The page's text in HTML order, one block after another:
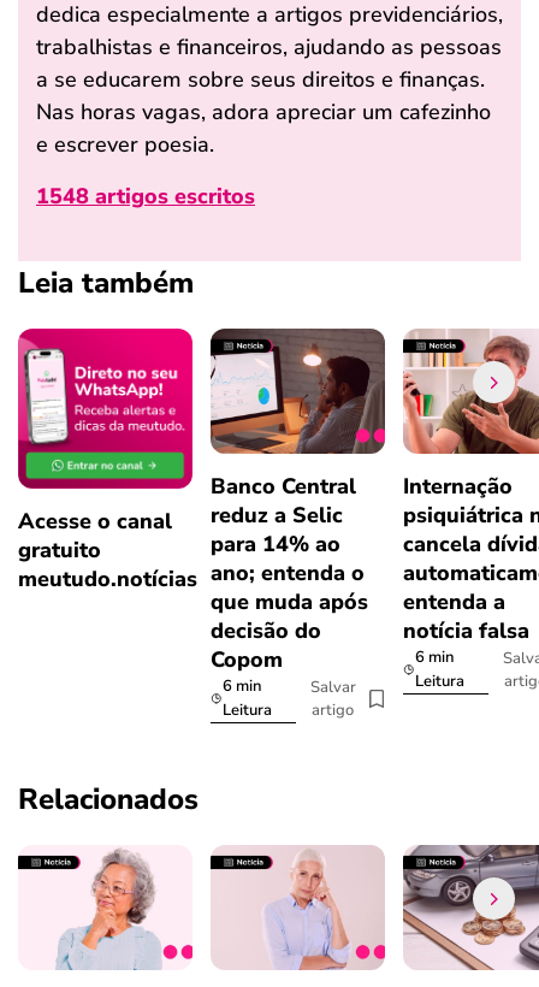
dedica especialmente a artigos previdenciários,
trabalhistas e financeiros, ajudando as pessoas
a se educarem sobre seus direitos e finanças.
Nas horas vagas, adora apreciar um cafezinho
e escrever poesia.
1548 artigos escritos
Leia também
Acesse o canal
gratuito
meutudo.notícias
Banco Central
reduz a Selic
para 14% ao
ano; entenda o
que muda após
decisão do
Copom
6 min
Leitura
Salvar
artigo
Internação
psiquiátrica
cancela
entenda a
notícia falsa
6 min
Leitura
Relacionados